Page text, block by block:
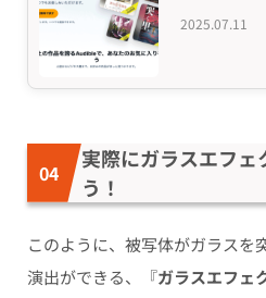
2025.07.11
実際にガラスエフェ
う！
このように、被写体がガラスを
演出ができる、『ガラスエフェ